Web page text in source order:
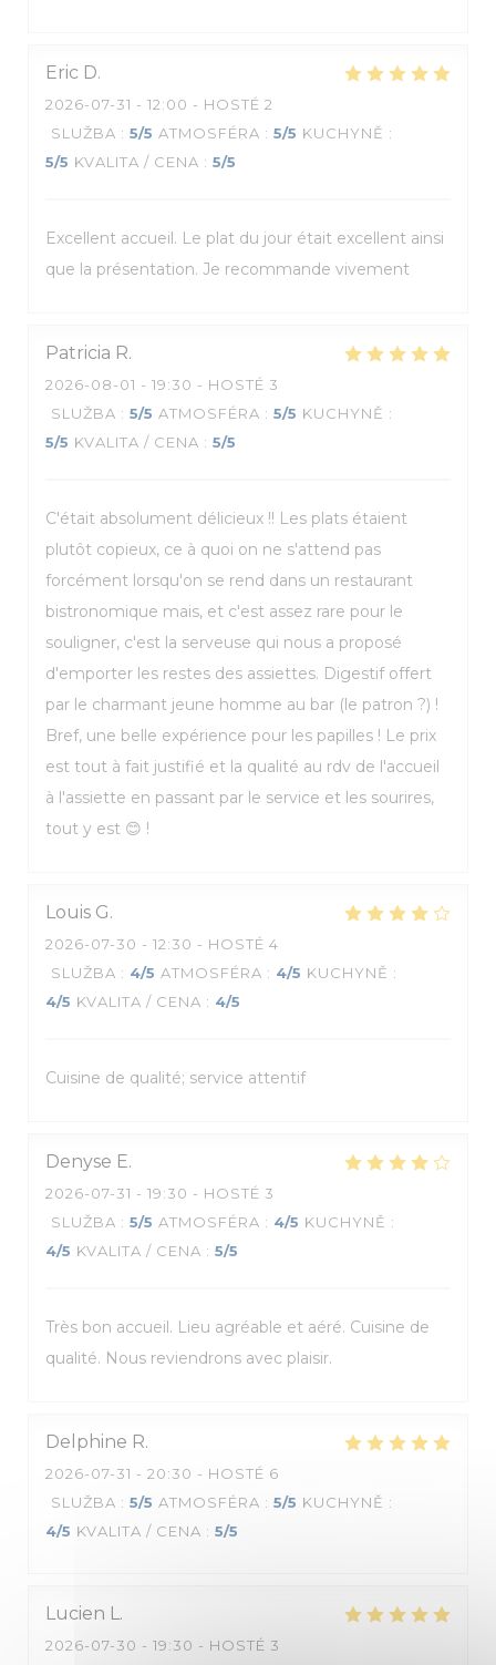
Eric D
2026-07-31 - 12:00 - HOSTÉ 2
SLUŽBA : 5/5 ATMOSFÉRA : 5/5 KUCHYNĚ :
5/5 KVALITA / CENA : 5/5
Excellent accueil. Le plat du jour était excellent ainsi
que la présentation. Je recommande vivement
Patricia R
2026-08-01 - 19:30 - HOSTÉ 3
SLUŽBA : 5/5 ATMOSFÉRA : 5/5 KUCHYNĚ :
5/5 KVALITA / CENA : 5/5
C'était absolument délicieux !! Les plats étaient
plutôt copieux, ce à quoi on ne s'attend pas
forcément lorsqu'on se rend dans un restaurant
bistronomique mais, et c'est assez rare pour le
souligner, c'est la serveuse qui nous a proposé
d'emporter les restes des assiettes. Digestif offert
par le charmant jeune homme au bar (le patron ?) !
Bref, une belle expérience pour les papilles ! Le prix
est tout à fait justifié et la qualité au rdv de l'accueil
à l'assiette en passant par le service et les sourires,
tout y est 😊 !
Louis G
2026-07-30 - 12:30 - HOSTÉ 4
SLUŽBA : 4/5 ATMOSFÉRA : 4/5 KUCHYNĚ :
4/5 KVALITA / CENA : 4/5
Cuisine de qualité; service attentif
Denyse E
2026-07-31 - 19:30 - HOSTÉ 3
SLUŽBA : 5/5 ATMOSFÉRA : 4/5 KUCHYNĚ :
4/5 KVALITA / CENA : 5/5
Très bon accueil. Lieu agréable et aéré. Cuisine de
qualité. Nous reviendrons avec plaisir.
Delphine R
2026-07-31 - 20:30 - HOSTÉ 6
SLUŽBA : 5/5 ATMOSFÉRA : 5/5 KUCHYNĚ :
4/5 KVALITA / CENA : 5/5
Lucien L
2026-07-30 - 19:30 - HOSTÉ 3